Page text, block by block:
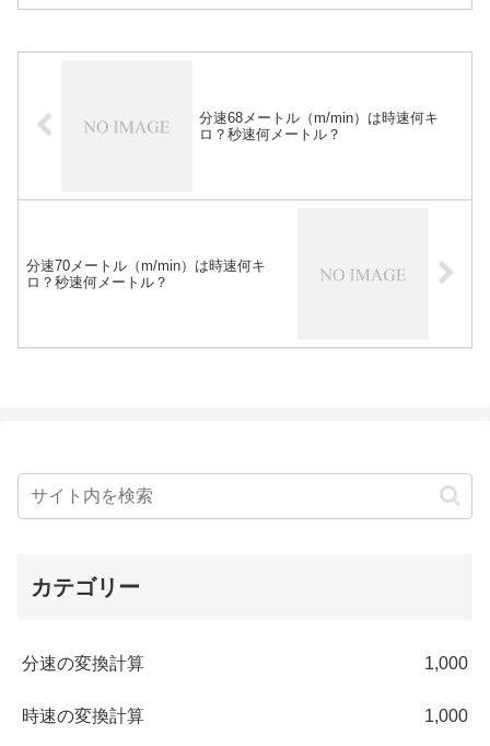
分速68メートル（m/min）は時速何キ
ロ？秒速何メートル？
分速70メートル（m/min）は時速何キ
ロ？秒速何メートル？
カテゴリー
分速の変換計算 1,000
時速の変換計算 1,000